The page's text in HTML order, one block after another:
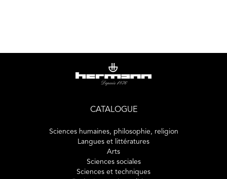
CATALOGUE
Sciences humaines, philosophie, religion
Langues et littératures
Arts
Sciences sociales
Sciences et techniques